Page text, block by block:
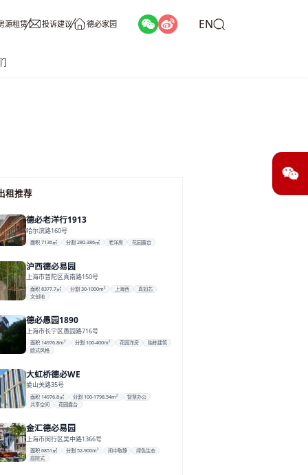
源租赁 投诉建议 德必家园 EN
租推荐
德必老洋行1913
哈尔滨路160号
面积 7136㎡ 分割 280-386㎡ 老洋房 花园露台
沪西德必易园
上海市普陀区真南路150号
面积 8377.7㎡ 分割 30-1000m² 上海西
真如芯
文创地
德必愚园1890
上海市长宁区愚园路716号
面积 14976.8m² 分割 100-400m² 花园洋房
独栋建筑
欧式风格
大虹桥德必WE
娄山关路35号
面积 14976.8㎡ 分割 100-1798.54m²
智慧办公
共享空间
花园露台
金汇德必易园
上海市闵行区吴中路1366号
面积 6851㎡ 分割 52-900m² 闹中取静
绿色生态
庭院式